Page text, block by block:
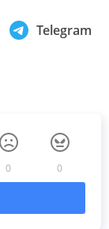
Telegram
0 0